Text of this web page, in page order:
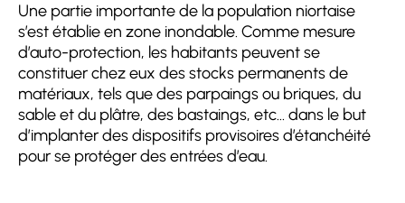
Une partie importante de la population niortaise
s’est établie en zone inondable. Comme mesure
d’auto-protection, les habitants peuvent se
constituer chez eux des stocks permanents de
matériaux, tels que des parpaings ou briques, du
sable et du plâtre, des bastaings, etc… dans le but
d’implanter des dispositifs provisoires d’étanchéité
pour se protéger des entrées d’eau.